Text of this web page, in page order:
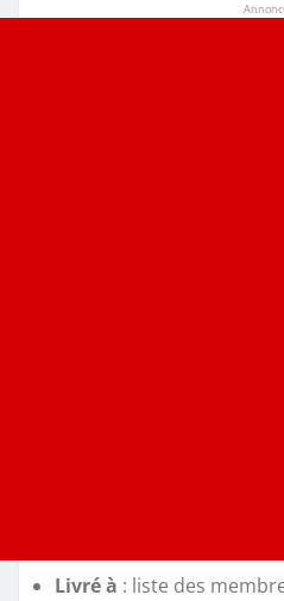
Livré à : liste des